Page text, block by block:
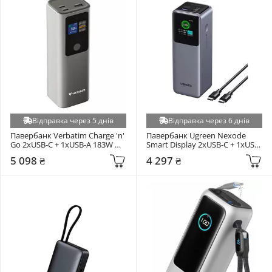
Відправка через 5 днів
Павербанк Verbatim Charge 'n'
Go 2xUSB-C + 1xUSB-A 183W
5 098 ₴
Відправка через 6 днів
Павербанк Ugreen Nexode
Smart Display 2xUSB-C + 1xUSB-
A 200W 25000mAh Space Gray
(35525)
4 297 ₴